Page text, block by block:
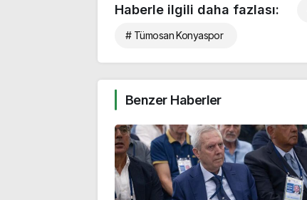
Haberle ilgili daha fazlası:
# Tümosan Konyaspor
Benzer Haberler